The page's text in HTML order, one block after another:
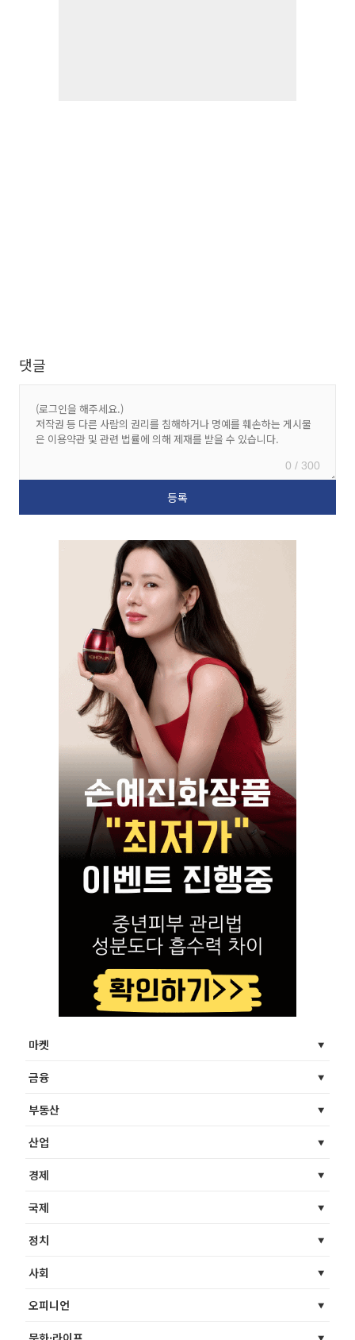
댓글
0 / 300
마켓
금융
부동산
산업
경제
국제
정치
사회
오피니언